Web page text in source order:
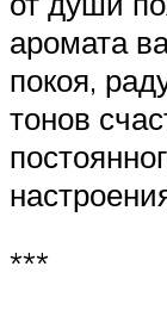
аромата
покоя,
тонов
***